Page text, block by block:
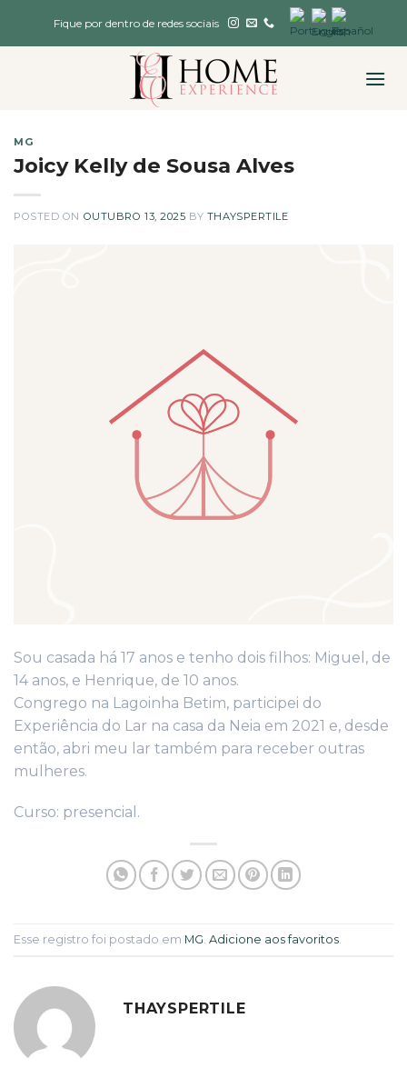
Fique por dentro de redes sociais
MG
Joicy Kelly de Sousa Alves
POSTED ON OUTUBRO 13, 2025 BY THAYSPERTILE
Sou casada há 17 anos e tenho dois filhos: Miguel, de
14 anos, e Henrique, de 10 anos.
Congrego na Lagoinha Betim, participei do
Experiência do Lar na casa da Neia em 2021 e, desde
então, abri meu lar também para receber outras
mulheres.
Curso: presencial.
Esse registro foi postado em MG Adicione aos favoritos
THAYSPERTILE